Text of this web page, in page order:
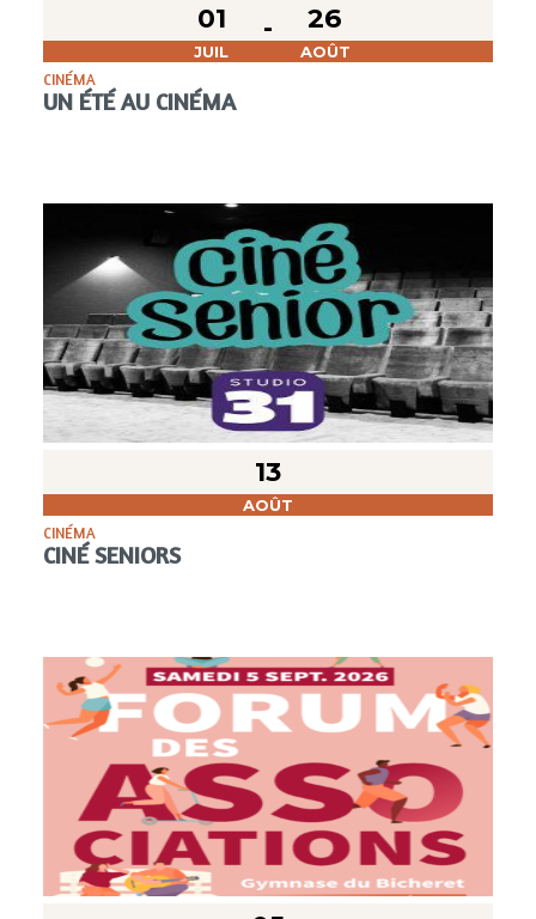
01
JUIL
26
AOÛT
CINÉMA
UN ÉTÉ AU CINÉMA
13
AOÛT
CINÉMA
CINÉ SENIORS